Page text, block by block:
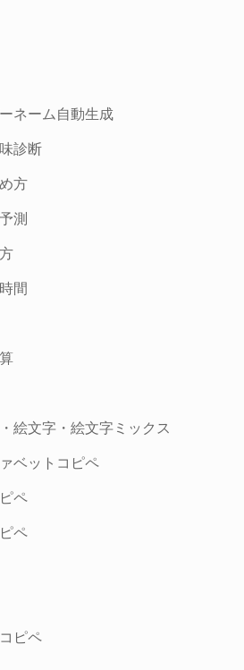
ネーム自動生成
診断
方
測
間
絵文字・絵文字ミックス
ベットコピペ
ペ
ペ
ピペ